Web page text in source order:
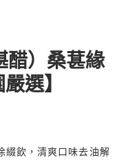
醋）桑葚緣
選】
綴飲，清爽口味去油解